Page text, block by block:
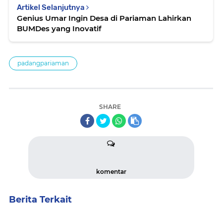
Artikel Selanjutnya
Genius Umar Ingin Desa di Pariaman Lahirkan
BUMDes yang Inovatif
padangpariaman
SHARE
komentar
Berita Terkait